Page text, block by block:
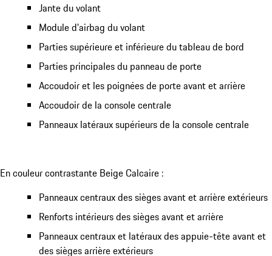
Jante du volant
Module d'airbag du volant
Parties supérieure et inférieure du tableau de bord
Parties principales du panneau de porte
Accoudoir et les poignées de porte avant et arrière
Accoudoir de la console centrale
Panneaux latéraux supérieurs de la console centrale
En couleur contrastante Beige Calcaire :
Panneaux centraux des sièges avant et arrière extérieurs
Renforts intérieurs des sièges avant et arrière
Panneaux centraux et latéraux des appuie-tête avant et
des sièges arrière extérieurs